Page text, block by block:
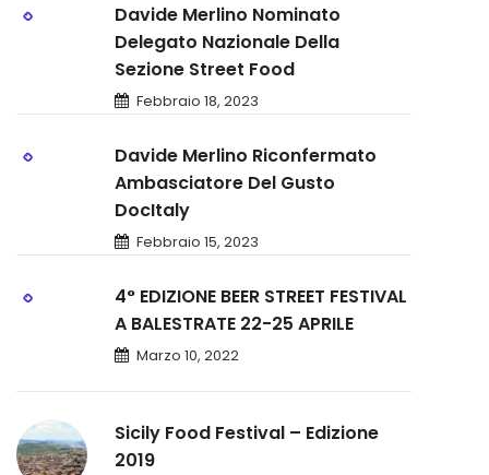
Davide Merlino Nominato
Delegato Nazionale Della
Sezione Street Food
Febbraio 18, 2023
Davide Merlino Riconfermato
Ambasciatore Del Gusto
DocItaly
Febbraio 15, 2023
4° EDIZIONE BEER STREET FESTIVAL
A BALESTRATE 22-25 APRILE
Marzo 10, 2022
Sicily Food Festival – Edizione
2019